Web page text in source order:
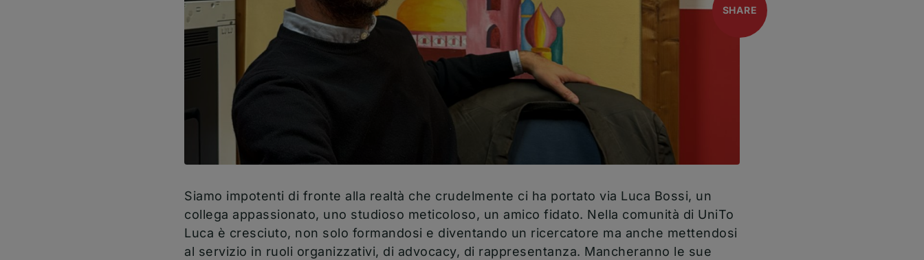
open
SHARE
Siamo impotenti di fronte alla realtà che crudelmente ci ha portato via Luca Bossi, un
collega appassionato, uno studioso meticoloso, un amico fidato. Nella comunità di UniTo
Luca è cresciuto, non solo formandosi e diventando un ricercatore ma anche mettendosi
al servizio in ruoli organizzativi, di advocacy, di rappresentanza. Mancheranno le sue